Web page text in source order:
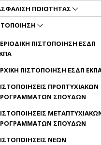
ΠΟΙΟΤΗΤΑΣ
ΠΙΣΤΟΠΟΙΗΣΗ ΕΣΔΠ
ΠΙΣΤΟΠΟΙΗΣΗ ΕΣΔΠ
ΠΡΟΠΤΥΧΙΑΚΩΝ
ΣΠΟΥΔΩΝ
ΣΠΟΥΔΩΝ
NΕΩΝ